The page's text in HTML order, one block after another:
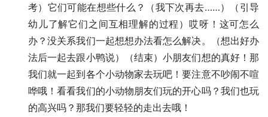
考）它们可能在想些什么？（我下次再去……）（引导
幼儿了解它们之间互相理解的过程）哎呀！这可怎么
办？没关系我们一起想想办法看怎么解决。（想出好办
法后一起去跟小鸭说）（结束）小朋友们想的真好！那
我们就一起到各个小动物家去玩吧！要注意不吵闹不喧
哗哦！看看我们的小动物朋友们玩的开心吗？我们也玩
的高兴吗？那我们要轻轻的走出去哦！